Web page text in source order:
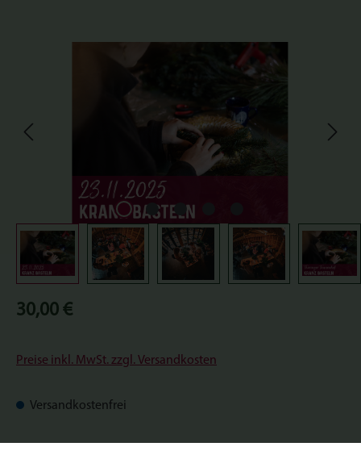
Regulärer Preis:
30,00 €
Preise inkl. MwSt. zzgl. Versandkosten
Versandkostenfrei